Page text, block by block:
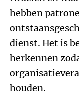
hebben
dienst. Het is
herkennen
houden.